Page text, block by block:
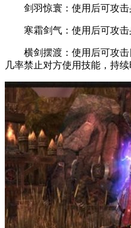
剑羽惊寰：使用后可攻击
寒霜剑气：使用后可攻击
横剑摆渡：使用后可攻击
几率禁止对方使用技能，持续